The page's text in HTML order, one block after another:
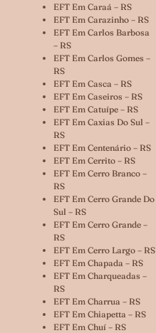
EFT Em Caraá – RS
EFT Em Carazinho – RS
EFT Em Carlos Barbosa
– RS
EFT Em Carlos Gomes –
RS
EFT Em Casca – RS
EFT Em Caseiros – RS
EFT Em Catuípe – RS
EFT Em Caxias Do Sul –
RS
EFT Em Centenário – RS
EFT Em Cerrito – RS
EFT Em Cerro Branco –
RS
EFT Em Cerro Grande Do
Sul – RS
EFT Em Cerro Grande –
RS
EFT Em Cerro Largo – RS
EFT Em Chapada – RS
EFT Em Charqueadas –
RS
EFT Em Charrua – RS
EFT Em Chiapetta – RS
EFT Em Chuí – RS